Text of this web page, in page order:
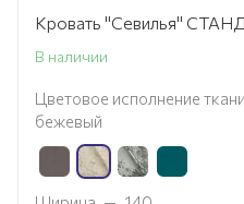
Кровать "Севилья"
В наличии
Цветовое исполнение ткани
бежевый